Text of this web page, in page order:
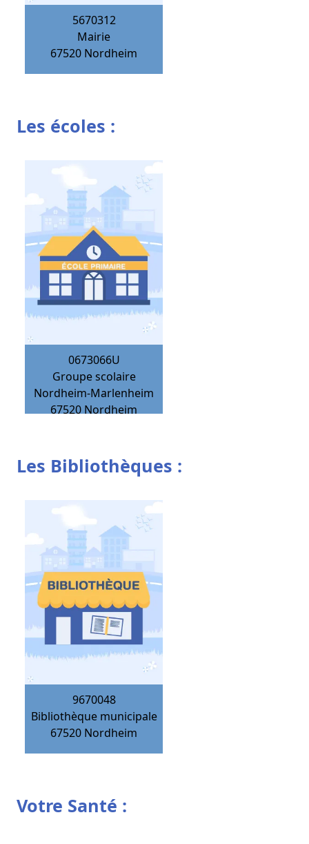
5670312
Mairie
67520 Nordheim
Les écoles :
0673066U
Groupe scolaire
Nordheim-Marlenheim
67520 Nordheim
Les Bibliothèques :
9670048
Bibliothèque municipale
67520 Nordheim
Votre Santé :